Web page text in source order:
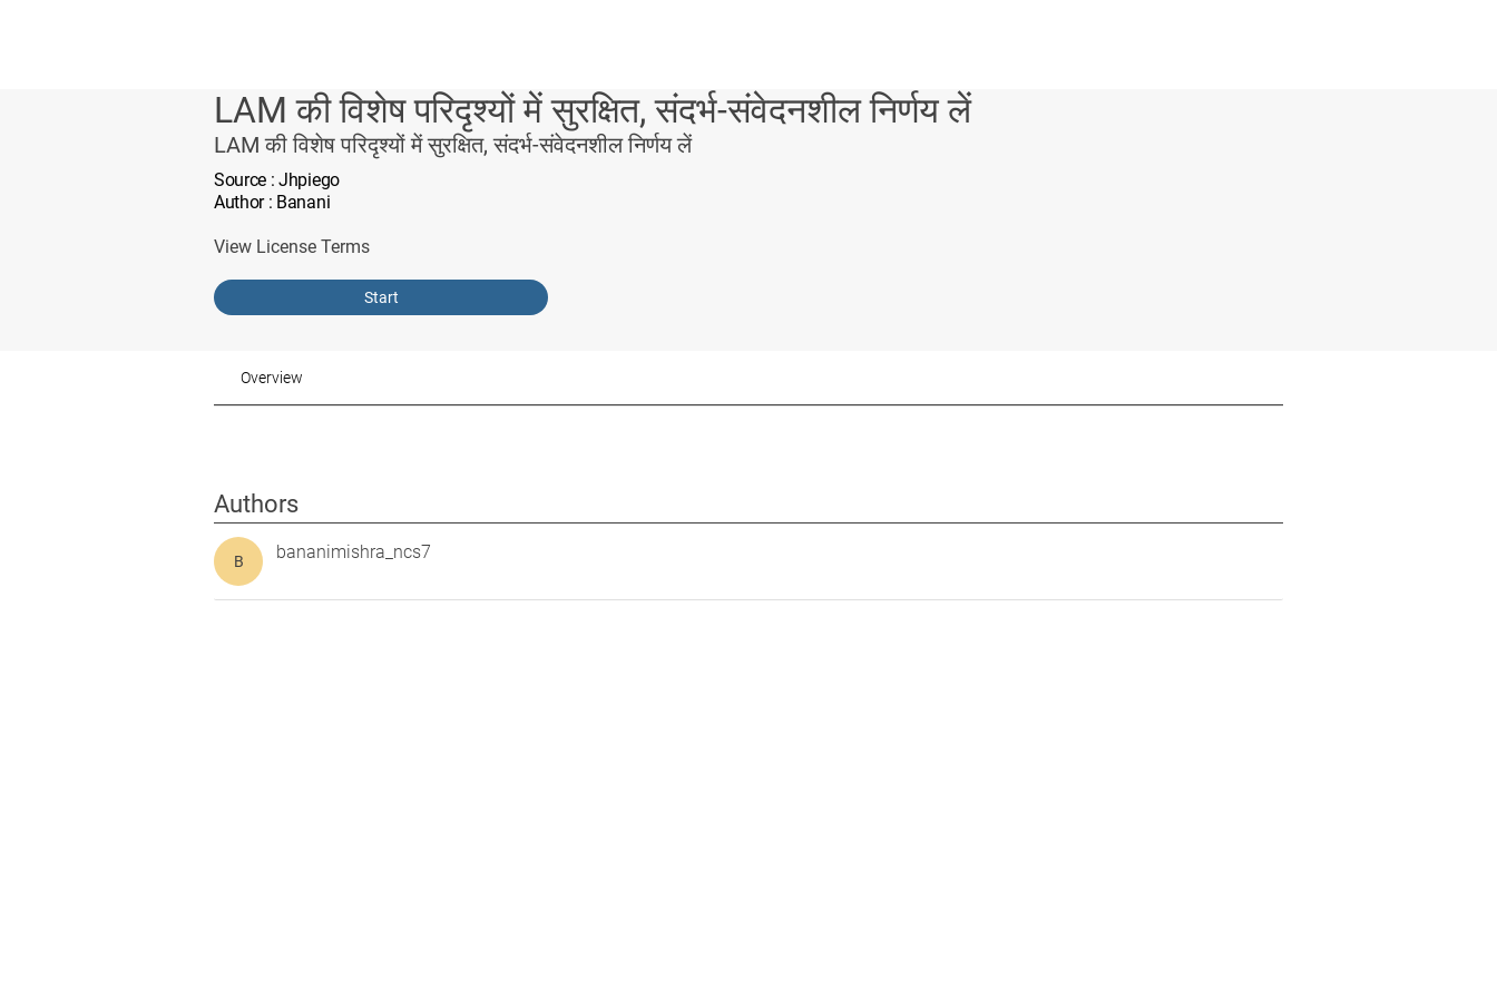
LAM की विशेष परिदृश्यों में सुरक्षित, संदर्भ-संवेदनशील निर्णय लें
LAM की विशेष परिदृश्यों में सुरक्षित, संदर्भ-संवेदनशील निर्णय लें
Source : Jhpiego
Author: Banani
View License Terms
Start
Overview
Authors
B bananimishra_ncs7